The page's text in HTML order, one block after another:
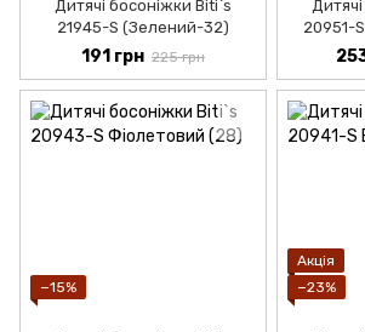
Дитячі босоніжки Biti`s
21945-S (Зелений-32)
191 грн 225 грн
20951-
−15%
Акція
−23%